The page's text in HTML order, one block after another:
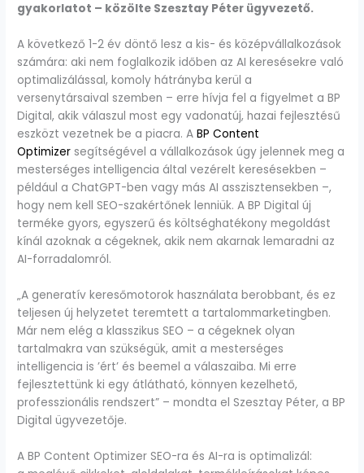
gyakorlatot – közölte Szesztay Péter ügyvezető.
A következő 1-2 év döntő lesz a kis- és középvállalkozások
számára: aki nem foglalkozik időben az AI keresésekre való
optimalizálással, komoly hátrányba kerül a
versenytársaival szemben – erre hívja fel a figyelmet a BP
Digital, akik válaszul most egy vadonatúj, hazai fejlesztésű
eszközt vezetnek be a piacra. ABP Content
Optimizer segítségével a vállalkozások úgy jelennek meg a
mesterséges intelligencia által vezérelt keresésekben –
például a ChatGPT-ben vagy más AI asszisztensekben –,
hogy nem kell SEO-szakértőnek lenniük. A BP Digital új
terméke gyors, egyszerű és költséghatékony megoldást
kínál azoknak a cégeknek, akik nem akarnak lemaradni az
AI-forradalomról.
„A generatív keresőmotorok használata berobbant, és ez
teljesen új helyzetet teremtett a tartalommarketingben.
Már nem elég a klasszikus SEO – a cégeknek olyan
tartalmakra van szükségük, amit a mesterséges
intelligencia is ’ért’ és beemel a válaszaiba. Mi erre
fejlesztettünk ki egy átlátható, könnyen kezelhető,
professzionális rendszert” – mondta el Szesztay Péter, a BP
Digital ügyvezetője.
A BP Content Optimizer SEO-ra és AI-ra is optimalizál: